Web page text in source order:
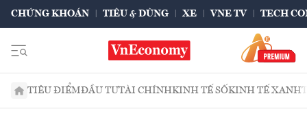
CHỨNG KHOÁN TIÊU & DÙNG XE VNE TV TECH
TIÊU ĐIỂMĐẦU TƯTÀI CHÍNHKINH TẾ SỐKINH TẾ XANH